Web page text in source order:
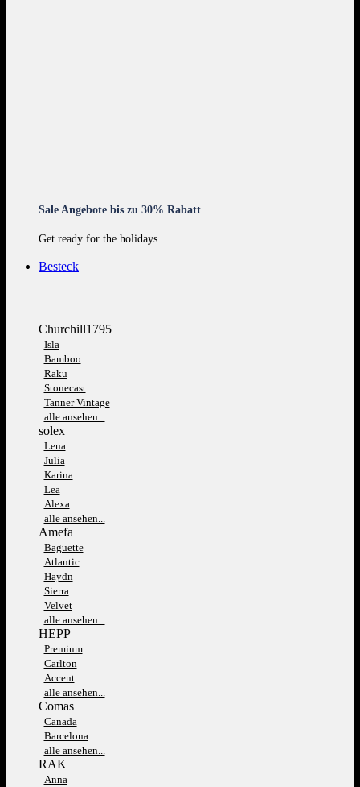
Sale Angebote bis zu 30% Rabatt
Get ready for the holidays
Besteck
Churchill1795
Isla
Bamboo
Raku
Stonecast
Tanner Vintage
alle ansehen...
solex
Lena
Julia
Karina
Lea
Alexa
alle ansehen...
Amefa
Baguette
Atlantic
Haydn
Sierra
Velvet
alle ansehen...
HEPP
Premium
Carlton
Accent
alle ansehen...
Comas
Canada
Barcelona
alle ansehen...
RAK
Anna